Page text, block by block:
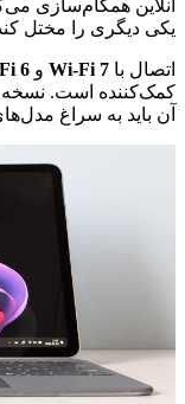
آنلاین همگام‌سازی
یکی دیگری را مختل
اتصال با Wi-Fi 7 و 6
کمک‌کننده است. نسخه
آن باید به سراغ